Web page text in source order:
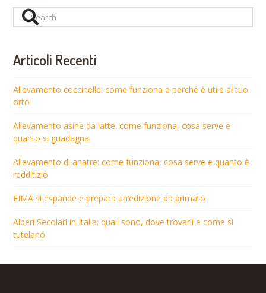
Search
Articoli Recenti
Allevamento coccinelle: come funziona e perché è utile al tuo
orto
Allevamento asine da latte: come funziona, cosa serve e
quanto si guadagna
Allevamento di anatre: come funziona, cosa serve e quanto è
redditizio
EIMA si espande e prepara un’edizione da primato
Alberi Secolari in Italia: quali sono, dove trovarli e come si
tutelano